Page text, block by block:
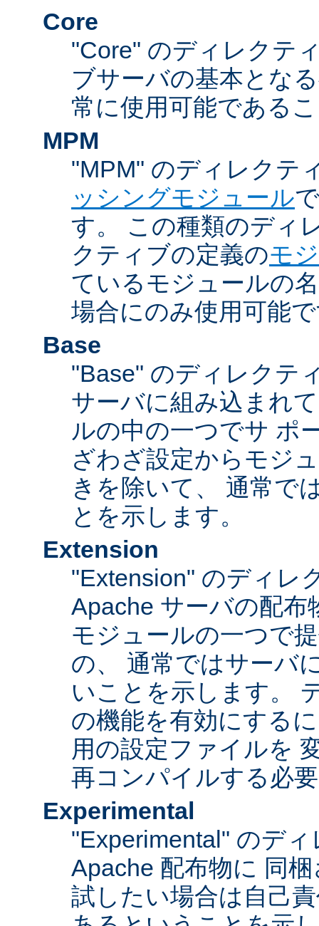
Core
"Core" のディレクテ
ブサーバの基本とな
常に使用可能である
MPM
"MPM" のディレクテ
ッシングモジュール
す。 この種類のディ
クティブの定義のモ
ているモジュールの
場合にのみ使用可能
Base
"Base" のディレクテ
サーバに組み込まれ
ルの中の一つでサ ポ
ざわざ設定からモジ
きを除いて、 通常で
とを示します。
Extension
"Extension" のディレ
Apache サーバの配布
モジュールの一つで
の、 通常ではサーバ
いことを示します。
の機能を有効にする
用の設定ファイルを
再コンパイルする必
Experimental
"Experimental" のデ
Apache 配布物に 同
試したい場合は自己